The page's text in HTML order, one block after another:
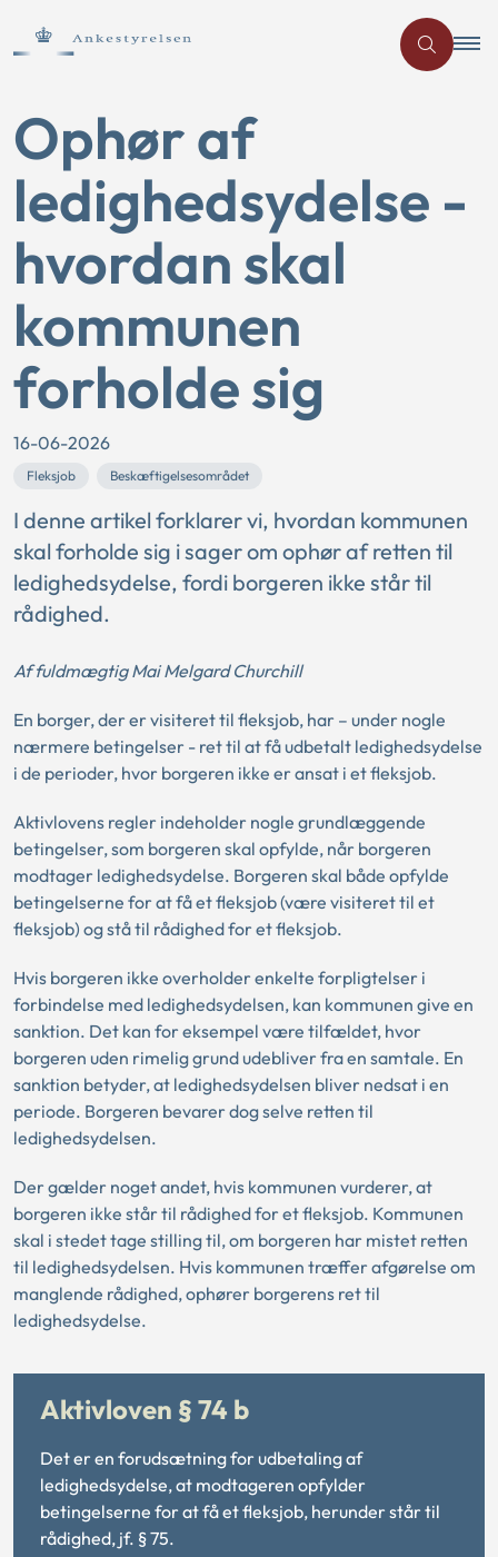
Ophør af
ledighedsydelse -
hvordan skal
kommunen
forholde sig
16-06-2026
Fleksjob Beskæftigelsesområdet
I denne artikel forklarer vi, hvordan kommunen
skal forholde sig i sager om ophør af retten til
ledighedsydelse, fordi borgeren ikke står til
rådighed.
Af fuldmægtig Mai Melgard Churchill
En borger, der er visiteret til fleksjob, har – under nogle
nærmere betingelser - ret til at få udbetalt ledighedsydelse
i de perioder, hvor borgeren ikke er ansat i et fleksjob.
Aktivlovens regler indeholder nogle grundlæggende
betingelser, som borgeren skal opfylde, når borgeren
modtager ledighedsydelse. Borgeren skal både opfylde
betingelserne for at få et fleksjob (være visiteret til et
fleksjob) og stå til rådighed for et fleksjob.
Hvis borgeren ikke overholder enkelte forpligtelser i
forbindelse med ledighedsydelsen, kan kommunen give en
sanktion. Det kan for eksempel være tilfældet, hvor
borgeren uden rimelig grund udebliver fra en samtale. En
sanktion betyder, at ledighedsydelsen bliver nedsat i en
periode. Borgeren bevarer dog selve retten til
ledighedsydelsen.
Der gælder noget andet, hvis kommunen vurderer, at
borgeren ikke står til rådighed for et fleksjob. Kommunen
skal i stedet tage stilling til, om borgeren har mistet retten
til ledighedsydelsen. Hvis kommunen træffer afgørelse om
manglende rådighed, ophører borgerens ret til
ledighedsydelse.
Aktivloven § 74 b
Det er en forudsætning for udbetaling af
ledighedsydelse, at modtageren opfylder
betingelserne for at få et fleksjob, herunder står til
rådighed, jf. § 75.